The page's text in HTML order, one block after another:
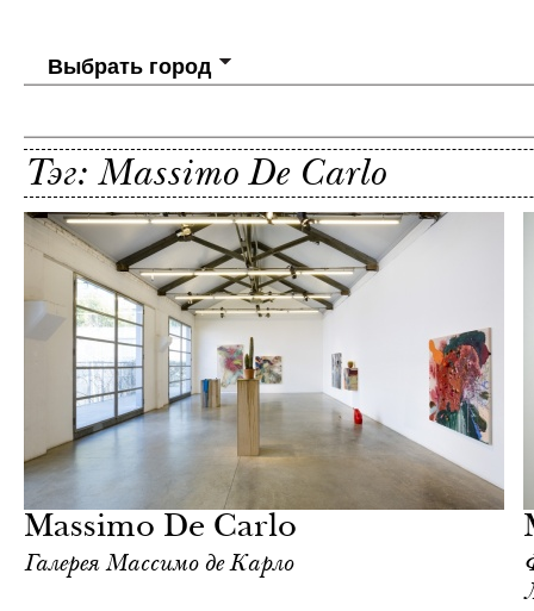
Выбрать город
Тэг: Massimo De Carlo
Massimo De Carlo
Галерея Массимо де Карло